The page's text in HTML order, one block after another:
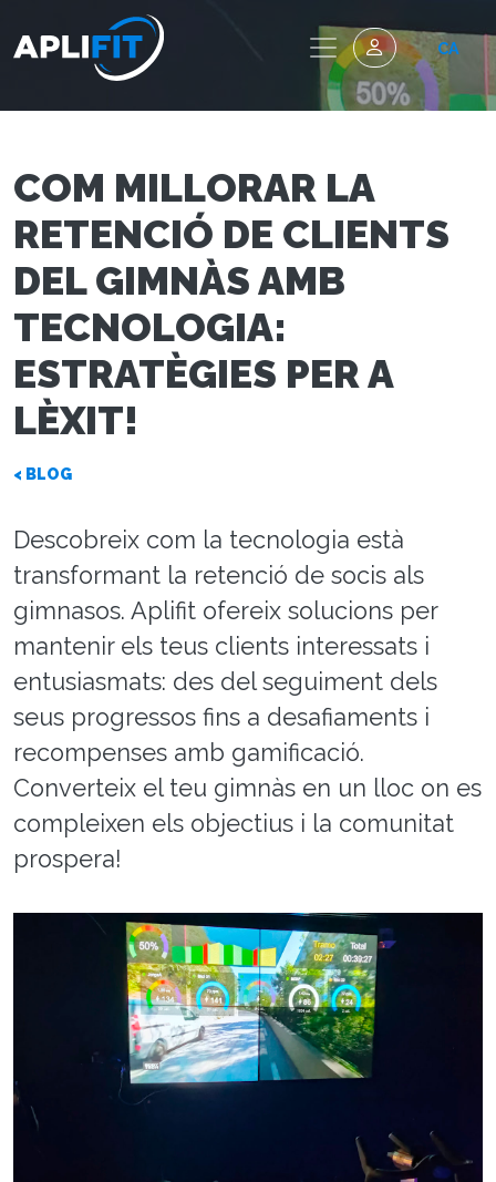
CA
COM MILLORAR LA
RETENCIÓ DE CLIENTS
DEL GIMNÀS AMB
TECNOLOGIA:
ESTRATÈGIES PER A
LÈXIT!
< BLOG
Descobreix com la tecnologia està
transformant la retenció de socis als
gimnasos. Aplifit ofereix solucions per
mantenir els teus clients interessats i
entusiasmats: des del seguiment dels
seus progressos fins a desafiaments i
recompenses amb gamificació.
Converteix el teu gimnàs en un lloc on es
compleixen els objectius i la comunitat
prospera!